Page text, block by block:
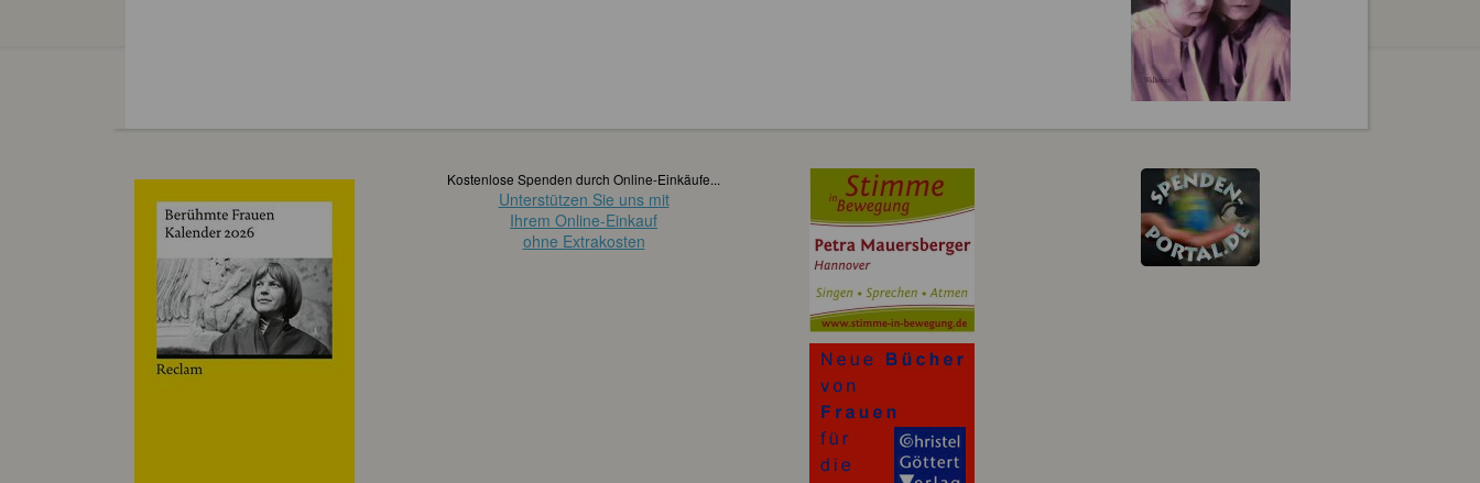
Kostenlose Spenden durch Online-Einkäufe...
Unterstützen Sie uns mit
Ihrem Online-Einkauf
ohne Extrakosten